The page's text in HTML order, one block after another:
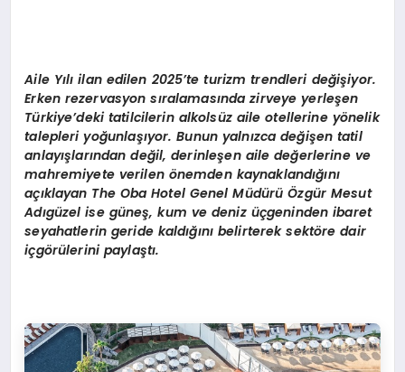
AileYılı ilan edilen 2025’te turizm trendleri değişiyor.
Erken rezervasyon sıralamasında zirveye yerleşen
Türkiye’deki tatilcilerin alkolsüz aile otellerine yönelik
talepleri yoğunlaşıyor. Bunun yalnızca değişen tatil
anlayışlarından değil, derinleşen aile değerlerine ve
mahremiyete verilen önemden kaynaklandığını
açıklayan The Oba Hotel Genel Müdürü Özgür Mesut
Adıgüzel ise güneş, kum ve deniz üçgeninden ibaret
seyahatlerin geride kaldığını belirterek sektöre dair
içgörülerini paylaştı.